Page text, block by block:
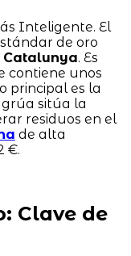
Inteligente. El
de oro
Catalunya. Es
contiene unos
principal es la
sitúa la
residuos en el
de alta
€.
Clave de